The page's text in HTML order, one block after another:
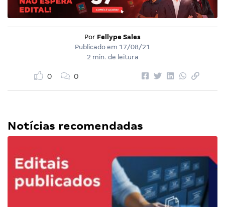
Por Fellype Sales
Publicado em 17/08/21
2 min. de leitura
0 0
Notícias recomendadas